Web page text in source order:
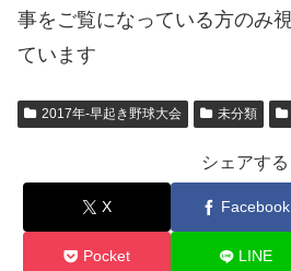
事をご覧になっている方のみ
ています
2017年-早起き野球大会 未分類
シェアする
X Facebook
Pocket LINE